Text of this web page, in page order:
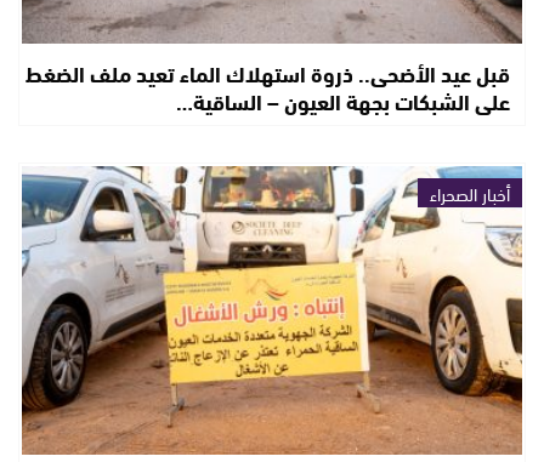
قبل عيد الأضحى.. ذروة استهلاك الماء تعيد ملف الضغط
على الشبكات بجهة العيون – الساقية…
أخبار الصحراء